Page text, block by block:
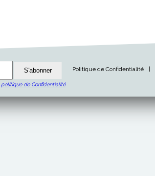
politique de Confidentialité
Politique de Confidentialité